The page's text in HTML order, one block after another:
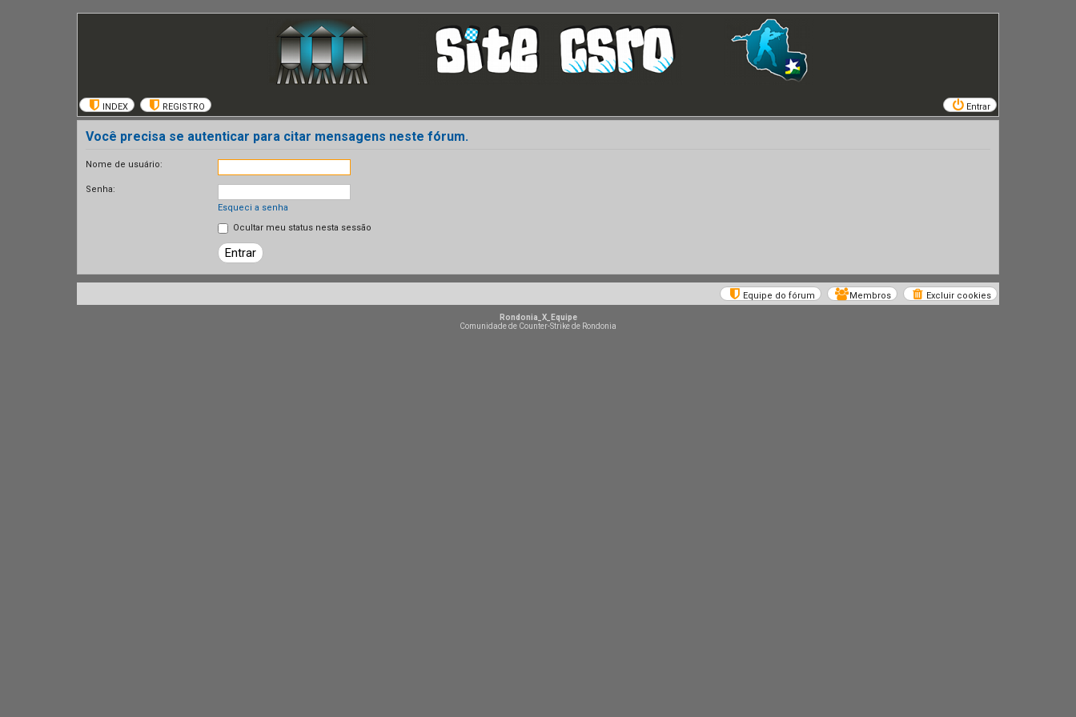
INDEX REGISTRO Entrar
Você precisa se autenticar para citar mensagens neste fórum.
Nome de usuário:
Senha:
Esqueci a senha
Ocultar meu status nesta sessão
Excluir cookies
Membros
Equipe do fórum
Rondonia_X_Equipe
Comunidade de Counter-Strike de Rondonia